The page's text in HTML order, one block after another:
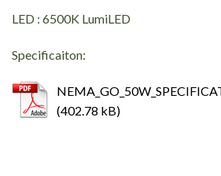
LED : 6500K LumiLED
Specificaiton: